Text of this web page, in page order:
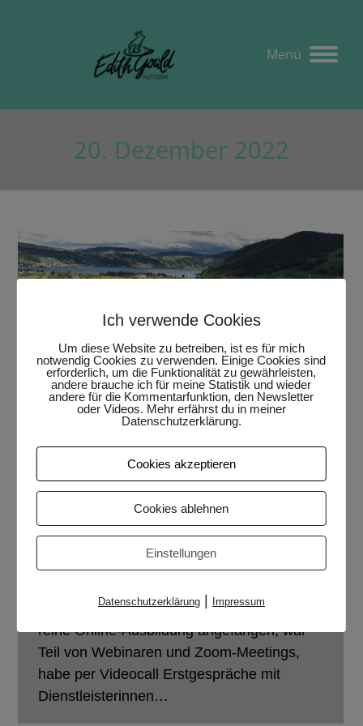
Menü
20. Dezember 2022
Jahresrückblick 2022
20. Dezember 2022
18 Kommentare
Spontan habe ich dieses Jahr dank Judith
Jahresrückblick zu schreiben. Mein erster
mich im Zeichen der Technik. Ich habe eine
reine Online-Ausbildung angefangen, war
Teil von Webinaren und Zoom-Meetings,
habe per Videocall Erstgespräche mit
Dienstleisterinnen…
Ich verwende Cookies
Um diese Website zu betreiben, ist es für mich
notwendig Cookies zu verwenden. Einige Cookies sind
erforderlich, um die Funktionalität zu gewährleisten,
andere brauche ich für meine Statistik und wieder
andere für die Kommentarfunktion, den Newsletter
oder Videos. Mehr erfährst du in meiner
Datenschutzerklärung.
Cookies akzeptieren
Cookies ablehnen
Einstellungen
Datenschutzerklärung| Impressum